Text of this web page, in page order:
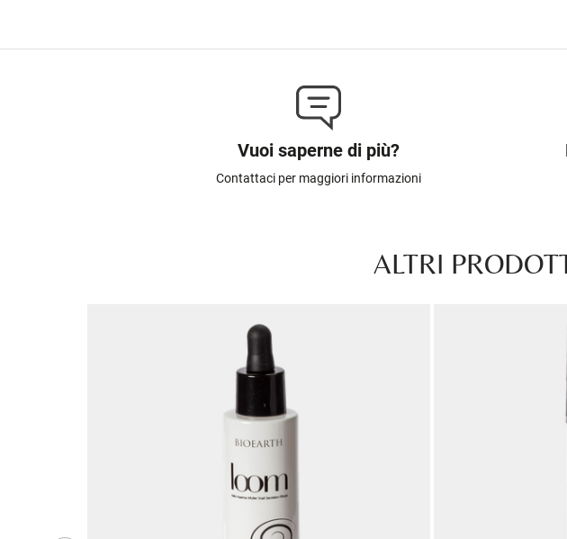
Vuoi saperne di più?
Contattaci per maggiori informazioni
ALTRI